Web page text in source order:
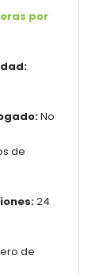
por
No
de
24
de